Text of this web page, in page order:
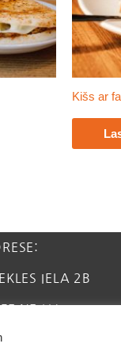
Kišs ar
IELA 2B